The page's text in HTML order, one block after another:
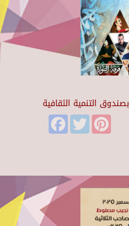
التنمية الثقافية
FacebookTwitter